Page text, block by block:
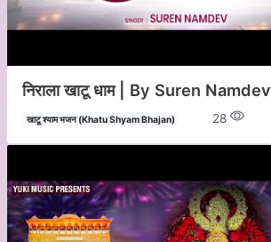
निराला खाटू धाम | By Suren Namdev
खाटू श्याम भजन (Khatu Shyam Bhajan) 28